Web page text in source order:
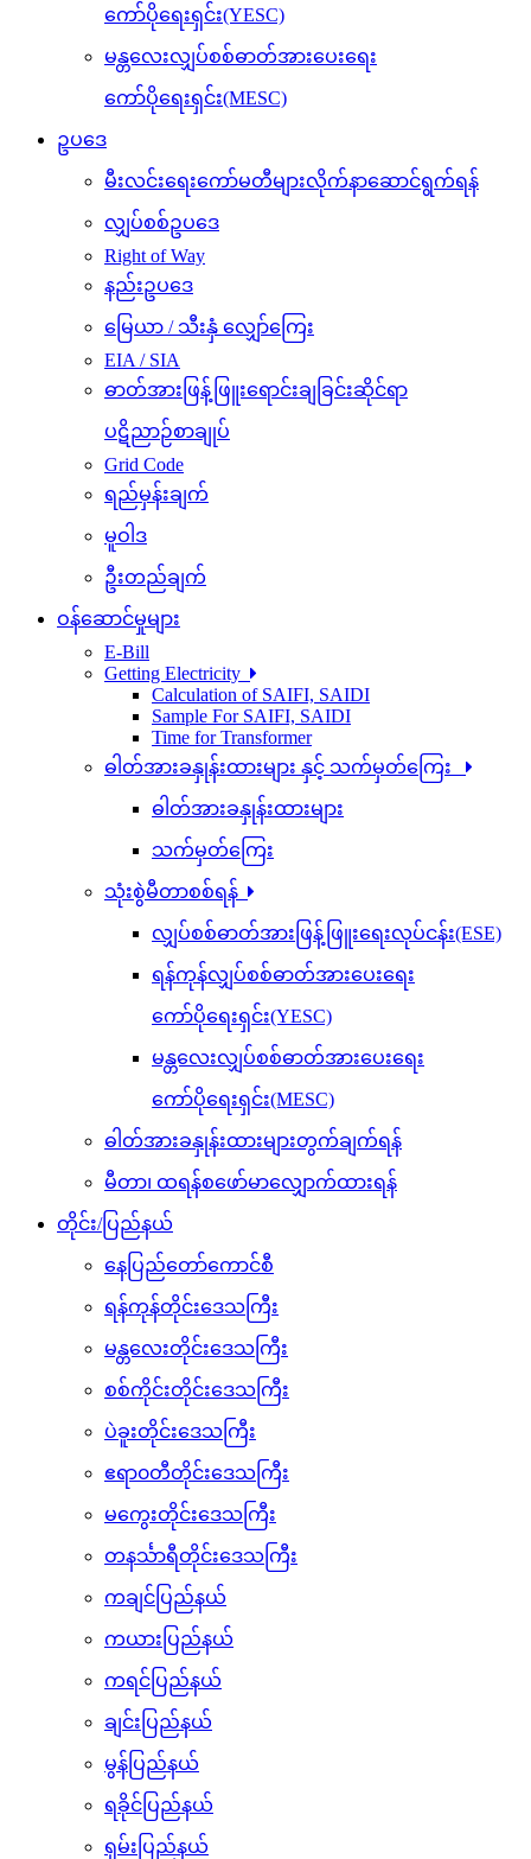
ကော်ပိုရေးရှင်း(YESC)
မန္တလေးလျှပ်စစ်ဓာတ်အားပေးရေး
ကော်ပိုရေးရှင်း(MESC)
ဥပဒေ
မီးလင်းရေးကော်မတီများလိုက်နာဆောင်ရွက်ရန်
လျှပ်စစ်ဥပဒေ
Right of Way
နည်းဥပဒေ
မြေယာ / သီးနှံ လျှော်ကြေး
EIA / SIA
ဓာတ်အားဖြန့်ဖြူးရောင်းချခြင်းဆိုင်ရာ
ပဋိညာဉ်စာချုပ်
Grid Code
ရည်မှန်းချက်
မူဝါဒ
ဦးတည်ချက်
ဝန်ဆောင်မှုများ
E-Bill
Getting Electricity
Calculation of SAIFI, SAIDI
Sample For SAIFI, SAIDI
Time for Transformer
ဓါတ်အားခနှုန်းထားများ နှင့် သက်မှတ်ကြေး
ဓါတ်အားခနှုန်းထားများ
သက်မှတ်ကြေး
သုံးစွဲမီတာစစ်ရန်
လျှပ်စစ်ဓာတ်အားဖြန့်ဖြူးရေးလုပ်ငန်း(ESE)
ရန်ကုန်လျှပ်စစ်ဓာတ်အားပေးရေး
ကော်ပိုရေးရှင်း(YESC)
မန္တလေးလျှပ်စစ်ဓာတ်အားပေးရေး
ကော်ပိုရေးရှင်း(MESC)
ဓါတ်အားခနှုန်းထားများတွက်ချက်ရန်
မီတာ၊ ထရန်စဖော်မာလျှောက်ထားရန်
တိုင်း/ပြည်နယ်
နေပြည်တော်ကောင်စီ
ရန်ကုန်တိုင်းဒေသကြီး
မန္တလေးတိုင်းဒေသကြီး
စစ်ကိုင်းတိုင်းဒေသကြီး
ပဲခူးတိုင်းဒေသကြီး
ဧရာ၀တီတိုင်းဒေသကြီး
မကွေးတိုင်းဒေသကြီး
တနင်္သာရီတိုင်းဒေသကြီး
ကချင်ပြည်နယ်
ကယားပြည်နယ်
ကရင်ပြည်နယ်
ချင်းပြည်နယ်
မွန်ပြည်နယ်
ရခိုင်ပြည်နယ်
ရှမ်းပြည်နယ်